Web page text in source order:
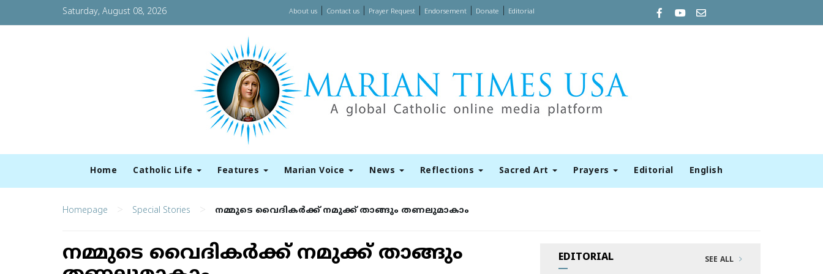
Saturday, August 08, 2026 About us| Contact us| Prayer Request| Endorsement| Donate Editorial
Home Catholic Life Features Marian Voice News Reflections Sacred Art Prayers Editorial English
Homepage > Special Stories > നമ്മുടെ വൈദികര്‍ക്ക് നമുക്ക് താങ്ങും തണലുമാകാം
നമ്മുടെ വൈദികര്‍ക്ക് നമുക്ക് താങ്ങും
EDITORIAL SEE ALL